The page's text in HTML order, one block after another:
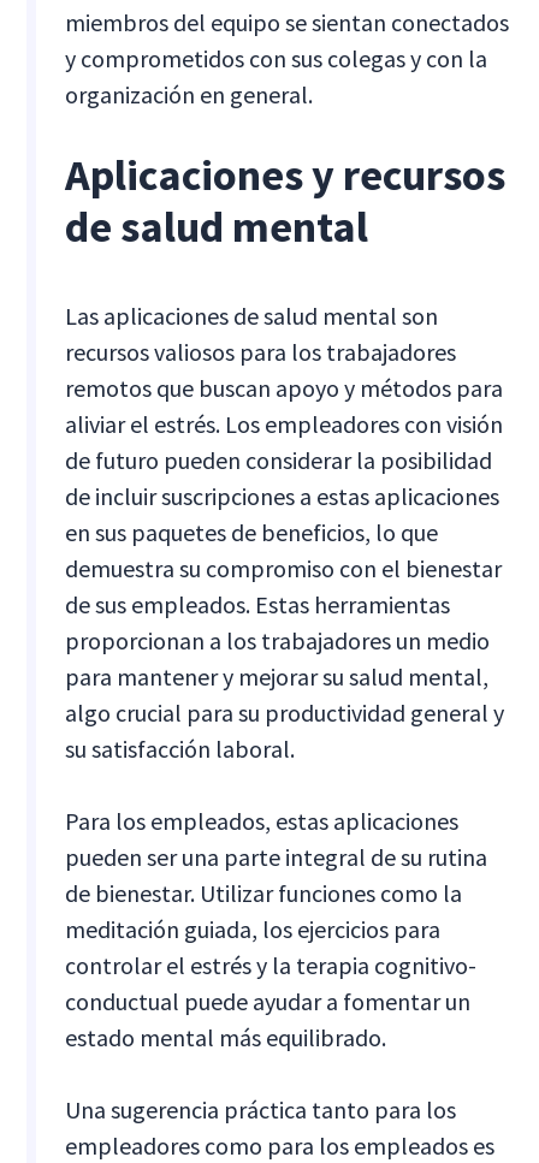
miembros del equipo se sientan conectados
y comprometidos con sus colegas y con la
organización en general.
Aplicaciones y recursos
de salud mental
Las aplicaciones de salud mental son
recursos valiosos para los trabajadores
remotos que buscan apoyo y métodos para
aliviar el estrés. Los empleadores con visión
de futuro pueden considerar la posibilidad
de incluir suscripciones a estas aplicaciones
en sus paquetes de beneficios, lo que
demuestra su compromiso con el bienestar
de sus empleados. Estas herramientas
proporcionan a los trabajadores un medio
para mantener y mejorar su salud mental,
algo crucial para su productividad general y
su satisfacción laboral.
Para los empleados, estas aplicaciones
pueden ser una parte integral de su rutina
de bienestar. Utilizar funciones como la
meditación guiada, los ejercicios para
controlar el estrés y la terapia cognitivo-
conductual puede ayudar a fomentar un
estado mental más equilibrado.
Una sugerencia práctica tanto para los
empleadores como para los empleados es